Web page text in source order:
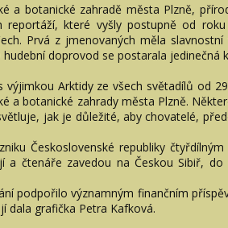
a botanické zahradě města Plzně,
reportáží, které vyšly postupně od
Prvá z jmenovaných měla
doprovod se postarala
Arktidy ze všech světadílů od
a botanické zahrady města Plzně.
jak je důležité, aby chovatelé,
Československé republiky
čtenáře zavedou na Českou Sibiř,
podpořilo významným finančním
dala grafička Petra Kafková.